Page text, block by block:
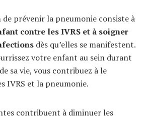
prévenir la pneumonie consiste à
contre les IVRS et à soigner
dès qu’elles se manifestent.
votre enfant au sein durant
sa vie, vous contribuez à le
IVRS et la pneumonie.
contribuent à diminuer les